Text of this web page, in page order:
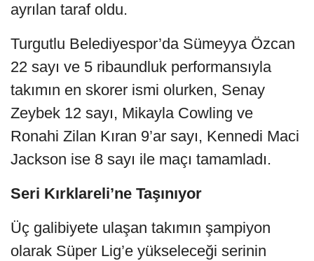
ayrılan taraf oldu.
Turgutlu Belediyespor’da Sümeyya Özcan
22 sayı ve 5 ribaundluk performansıyla
takımın en skorer ismi olurken, Senay
Zeybek 12 sayı, Mikayla Cowling ve
Ronahi Zilan Kıran 9’ar sayı, Kennedi Maci
Jackson ise 8 sayı ile maçı tamamladı.
Seri Kırklareli’ne Taşınıyor
Üç galibiyete ulaşan takımın şampiyon
olarak Süper Lig’e yükseleceği serinin